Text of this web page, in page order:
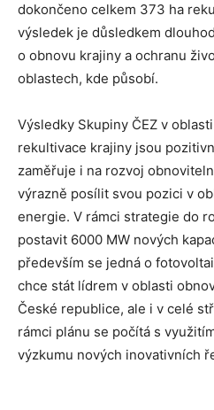
dokončeno celkem 373 ha
výsledek je důsledkem
o obnovu krajiny a ochranu
oblastech, kde působí.
Výsledky Skupiny ČEZ v
rekultivace krajiny jsou
zaměřuje i na rozvoj
výrazně posílit svou pozici v
energie. V rámci strategie do
postavit 6000 MW nových
především se jedná o
chce stát lídrem v oblasti
České republice, ale i v celé
rámci plánu se počítá s
výzkumu nových inovativních